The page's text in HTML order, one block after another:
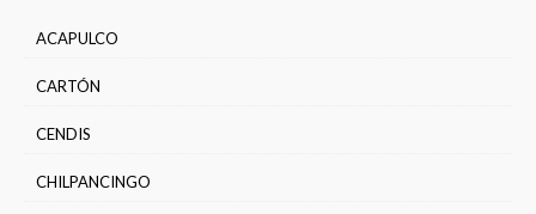
ACAPULCO
CARTÓN
CENDIS
CHILPANCINGO